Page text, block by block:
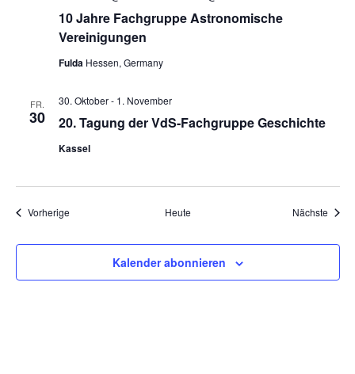
10 Jahre Fachgruppe Astronomische
Vereinigungen
Fulda Hessen, Germany
FR.
30 20. Tagung der VdS-Fachgruppe Geschichte
30. Oktober- 1. November
Kassel
VorherigeVeranstaltungen Heute Nächste
Kalender abonnieren